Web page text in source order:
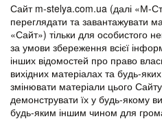
Сайт m-stelya.com.ua (далі «М-
переглядати та завантажувати
«Сайт») тільки для особистого
за умови збереження всієї
інших відомостей про право
вихідних матеріалах та будь-
змінювати матеріали цього
демонструвати їх у будь-якому
будь-яким іншим чином для